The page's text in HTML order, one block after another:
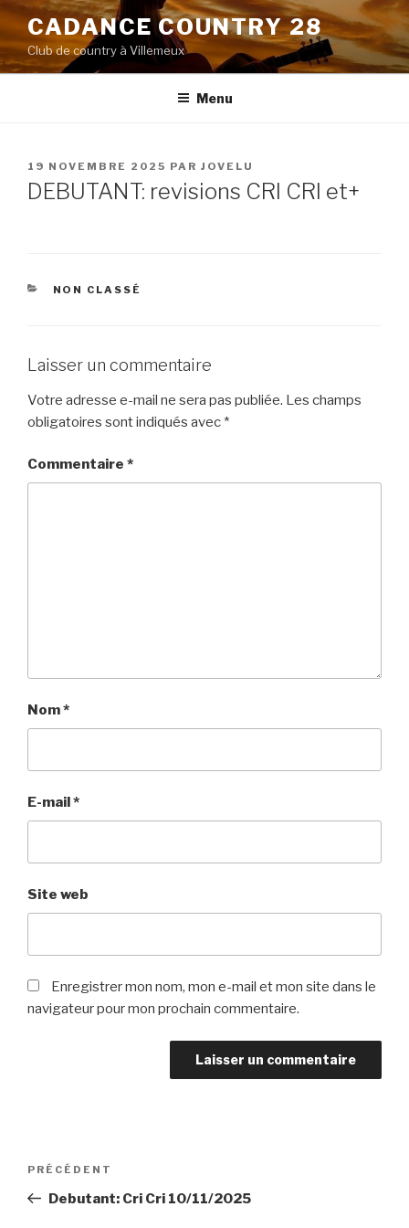
Aller
au
contenu
principal
CADANCE COUNTRY 28
Club de country à Villemeux
Menu
PUBLIÉ
LE
19 NOVEMBRE 2025 PAR JOVELU
DEBUTANT: revisions CRI CRI et+
CATÉGORIES
NON CLASSÉ
Laisser un commentaire
Votre adresse e-mail ne sera pas publiée. Les champs
obligatoires sont indiqués avec *
Commentaire *
Nom*
E-mail*
Site web
Enregistrer mon nom, mon e-mail et mon site dans le
navigateur pour mon prochain commentaire.
Navigation
l’article
Article
précédent
PRÉCÉDENT
Debutant: Cri Cri 10/11/2025